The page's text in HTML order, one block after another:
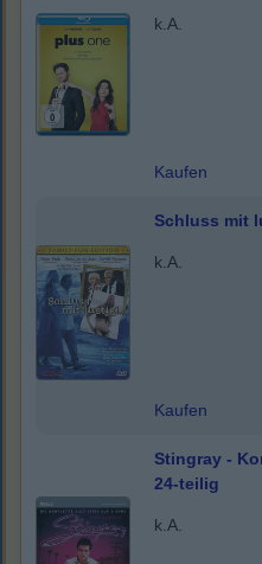
k.A.
Kaufen
Schluss mit
k.A.
Kaufen
Stingray -
24-teilig
k.A.